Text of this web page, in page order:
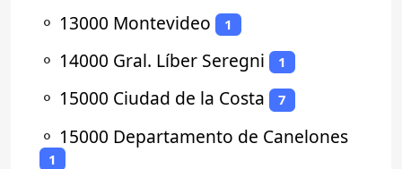
⚬ 13000 Montevideo 1
⚬ 14000 Gral. Líber Seregni 1
⚬ 15000 Ciudad de la Costa 7
⚬ 15000 Departamento de Canelones
1